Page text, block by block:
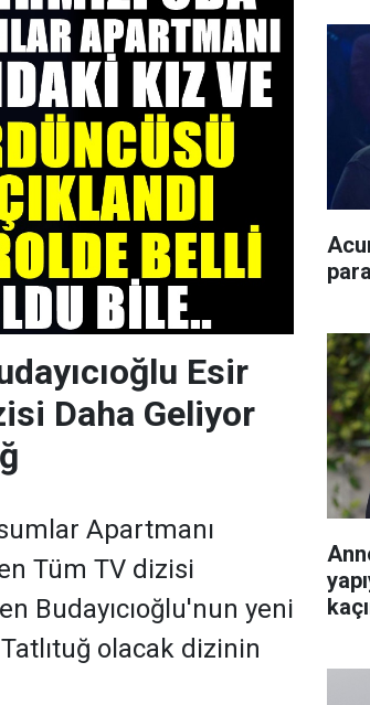
Esir
Daha Geliyor
Apartmanı
Tüm TV dizisi
Budayıcıoğlu'nun yeni
olacak dizinin